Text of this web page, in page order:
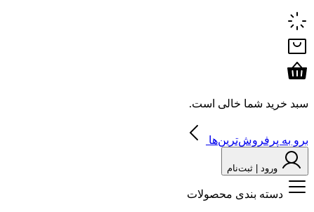
سبد خرید شما خالی است.
برو به پرفروش‌ترین‌ها
ورود | ثبت‌نام
دسته بندی محصولات